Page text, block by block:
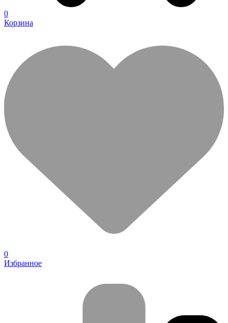
0
Корзина
0
Избранное